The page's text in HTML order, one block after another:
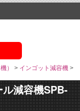
） > インゴット減容機 >
減容機SPB-